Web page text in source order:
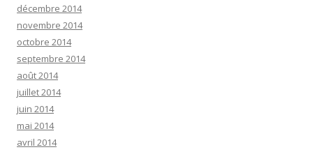
décembre 2014
novembre 2014
octobre 2014
septembre 2014
août 2014
juillet 2014
juin 2014
mai 2014
avril 2014